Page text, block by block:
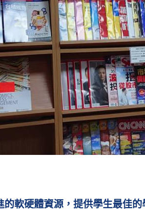
的軟硬體資源，提供學生最佳的